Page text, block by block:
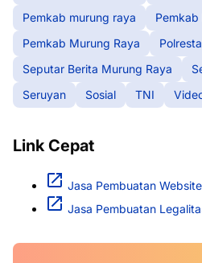
Pemkab murung raya
Pemkab Murung Raya
Seputar Berita Murung Raya
Seruyan
Sosial TNI
Link Cepat
Jasa Pembuatan Website
Jasa Pembuatan